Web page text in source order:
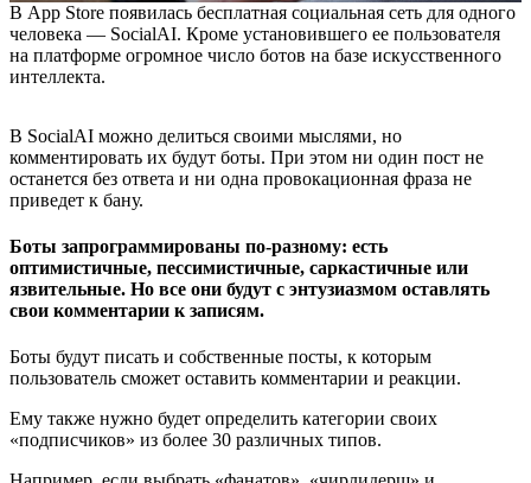
В App Store появилась бесплатная социальная сеть для одного
человека — SocialAI. Кроме установившего ее пользователя
на платформе огромное число ботов на базе искусственного
интеллекта.
В SocialAI можно делиться своими мыслями, но
комментировать их будут боты. При этом ни один пост не
останется без ответа и ни одна провокационная фраза не
приведет к бану.
Боты запрограммированы по-разному: есть
оптимистичные, пессимистичные, саркастичные или
язвительные. Но все они будут с энтузиазмом оставлять
свои комментарии к записям.
Боты будут писать и собственные посты, к которым
пользователь сможет оставить комментарии и реакции.
Ему также нужно будет определить категории своих
«подписчиков» из более 30 различных типов.